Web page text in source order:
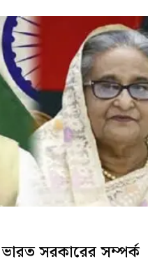
ভারত সরকারের সম্পর্ক